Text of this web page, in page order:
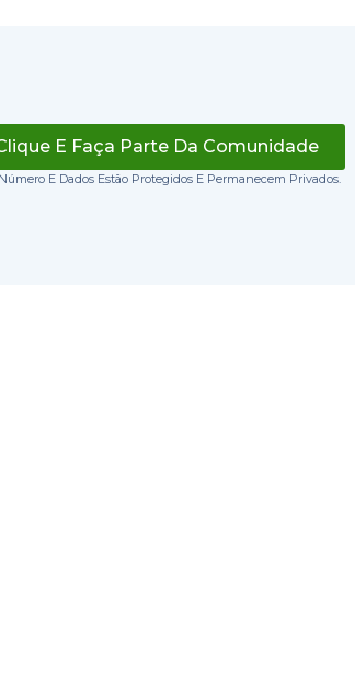
E Faça Parte Da Comunidade
E Dados Estão Protegidos E Permanecem Privados.